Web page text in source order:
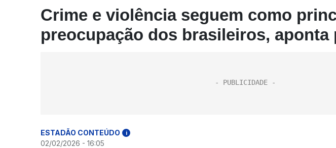
Crime e violência seguem como
preocupação dos brasileiros, aponta
ESTADÃO CONTEÚDO i
02/02/2026 - 16:05